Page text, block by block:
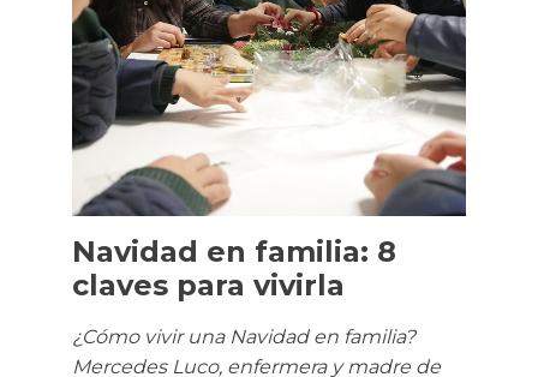
Navidad en familia: 8
claves para vivirla
¿Cómo vivir una Navidad en familia?
Mercedes Luco, enfermera y madre de